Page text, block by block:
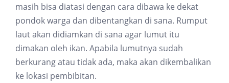
masih bisa diatasi dengan cara dibawa ke dekat
pondok warga dan dibentangkan di sana. Rumput
laut akan didiamkan di sana agar lumut itu
dimakan oleh ikan. Apabila lumutnya sudah
berkurang atau tidak ada, maka akan dikembalikan
ke lokasi pembibitan.